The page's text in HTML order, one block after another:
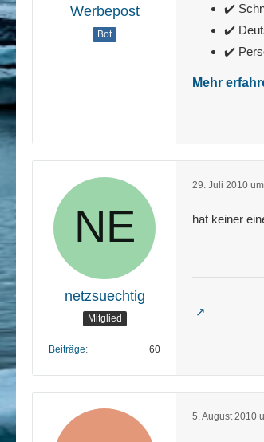
Werbepost
Bot
✔️
✔️
✔️
Mehr
netzsuechtig
Mitglied
Beiträge 60
29. Juli 2010
hat keiner
5. August 2010